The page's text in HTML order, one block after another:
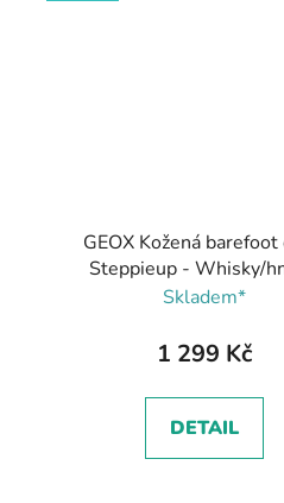
GEOX Kožená
Steppieup - Whisky/
Skladem*
1 299 Kč
DETAIL